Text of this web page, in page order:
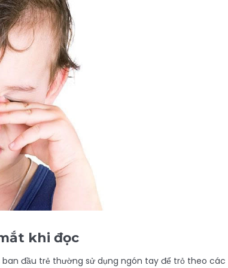
khi đọc
đầu trẻ thường sử dụng ngón tay để trỏ theo các